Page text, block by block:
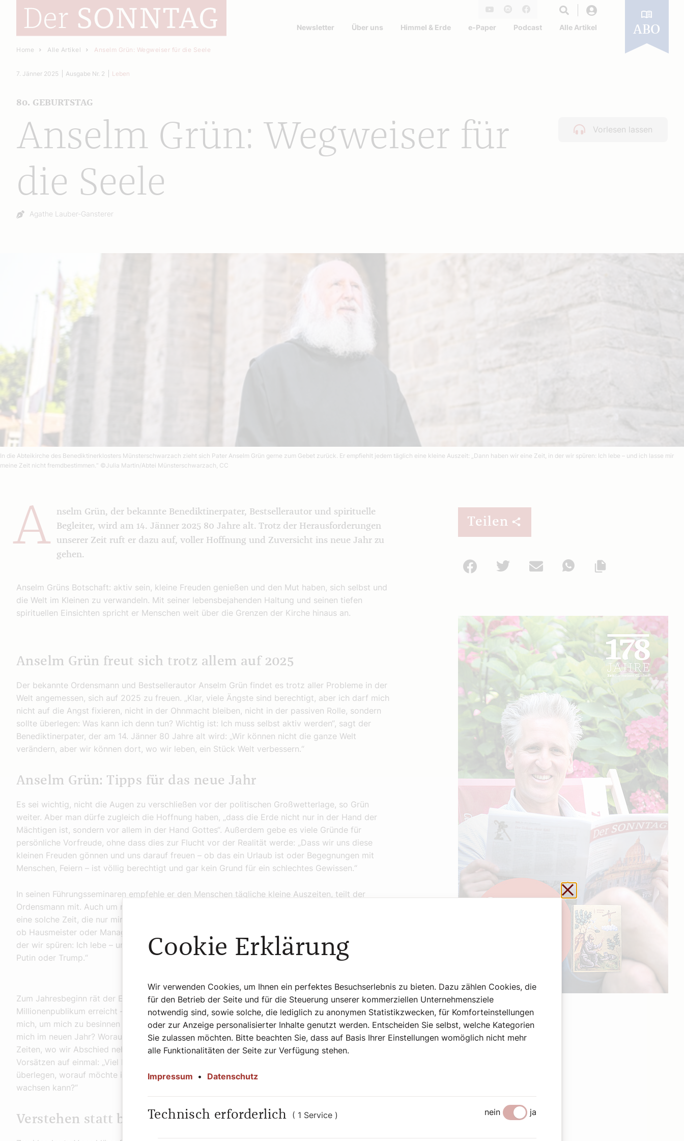
Facebook
Newsletter Über uns Himmel & Erde e-Paper Podcast Alle Artikel ABO
Home Alle Artikel Anselm Grün: Wegweiser für die Seele
Vorlesen lassen
Anselm Grün: Wegweiser für
die Seele
80. GEBURTSTAG
7. Jänner 2025 Ausgabe Nr. 2 Leben
Autor:
Agathe Lauber-Gansterer
In die Abteikirche des Benediktinerklosters Münsterschwarzach zieht sich Pater Anselm Grün gerne zum Gebet zurück. Er empfiehlt jedem täglich eine kleine Auszeit: „Dann haben wir eine Zeit, in der wir spüren: Ich lebe – und ich lasse mir
meine Zeit nicht fremdbestimmen.“ ©Julia Martin/Abtei Münsterschwarzach, CC
A
nselm Grün, der bekannte Benediktinerpater, Bestsellerautor und spirituelle
Begleiter, wird am 14. Jänner 2025 80 Jahre alt. Trotz der Herausforderungen
unserer Zeit ruft er dazu auf, voller Hoffnung und Zuversicht ins neue Jahr zu
gehen.
Anselm Grüns Botschaft: aktiv sein, kleine Freuden genießen und den Mut haben, sich selbst und
die Welt im Kleinen zu verwandeln. Mit seiner lebensbejahenden Haltung und seinen tiefen
spirituellen Einsichten spricht er Menschen weit über die Grenzen der Kirche hinaus an.
Anselm Grün freut sich trotz allem auf 2025
Der bekannte Ordensmann und Bestsellerautor Anselm Grün findet es trotz aller Probleme in der
Welt angemessen, sich auf 2025 zu freuen. „Klar, viele Ängste sind berechtigt, aber ich darf mich
nicht auf die Angst fixieren, nicht in der Ohnmacht bleiben, nicht in der passiven Rolle, sondern
sollte überlegen: Was kann ich denn tun? Wichtig ist: Ich muss selbst aktiv werden“, sagt der
Benediktinerpater, der am 14. Jänner 80 Jahre alt wird: „Wir können nicht die ganze Welt
verändern, aber wir können dort, wo wir leben, ein Stück Welt verbessern.“
Anselm Grün: Tipps für das neue Jahr
Es sei wichtig, nicht die Augen zu verschließen vor der politischen Großwetterlage, so Grün
weiter. Aber man dürfe zugleich die Hoffnung haben, „dass die Erde nicht nur in der Hand der
Mächtigen ist, sondern vor allem in der Hand Gottes“. Außerdem gebe es viele Gründe für
persönliche Vorfreude, ohne dass dies zur Flucht vor der Realität werde: „Dass wir uns diese
kleinen Freuden gönnen und uns darauf freuen – ob das ein Urlaub ist oder Begegnungen mit
Menschen, Feiern – ist völlig berechtigt und gar kein Grund für ein schlechtes Gewissen.“
In seinen Führungsseminaren empfehle er den Menschen tägliche kleine Auszeiten, teilt der
Ordensmann mit. Auch um nicht das Gefühl zu haben, man werde total von außen bestimmt: „Und
eine solche Zeit, die nur mir gehört – da reichen ein paar Minuten am Tag – kann jeder einrichten,
ob Hausmeister oder Managerin, jung oder alt, krank oder gesund. Dann haben wir eine Zeit, in
der wir spüren: Ich lebe – und ich lasse mir meine Zeit nicht fremdbestimmen – auch nicht von
Putin oder Trump.“
Zum Jahresbeginn rät der Erfolgsautor, der mit seinen Büchern über Spiritualität ein
Millionenpublikum erreicht – darunter nicht nur Christen – zu einem Moment der Stille, „ganz für
mich, um mich zu besinnen und dankbar zu sein: Was war im letzten Jahr? Und was erwartet
mich im neuen Jahr? Worauf kann ich mich freuen und worauf hoffe ich? Wir brauchen solche
Zeiten, wo wir Abschied nehmen und neu anfangen.“ Er warnt allerdings vor zu vielen guten
Vorsätzen auf einmal: „Viel besser ist es, einen kleinen Punkt ins Auge zu fassen und sich zu
überlegen, worauf möchte ich Wert legen im neuen Jahr? Und wo hoffe ich, dass in mir etwas
wachsen kann?“
Verstehen statt bewerten
Teilen
Facebook
Twitter Mail
WhatsApp
Werbung
Schließen ohne zu
Cookie Erklärung
Wir verwenden Cookies, um Ihnen ein perfektes Besuchserlebnis zu bieten. Dazu zählen Cookies, die
für den Betrieb der Seite und für die Steuerung unserer kommerziellen Unternehmensziele
notwendig sind, sowie solche, die lediglich zu anonymen Statistikzwecken, für Komforteinstellungen
oder zur Anzeige personalisierter Inhalte genutzt werden. Entscheiden Sie selbst, welche Kategorien
Sie zulassen möchten. Bitte beachten Sie, dass auf Basis Ihrer Einstellungen womöglich nicht mehr
alle Funktionalitäten der Seite zur Verfügung stehen.
Impressum • Datenschutz
Technisch erforderlich ( 1 Service ) nein ja